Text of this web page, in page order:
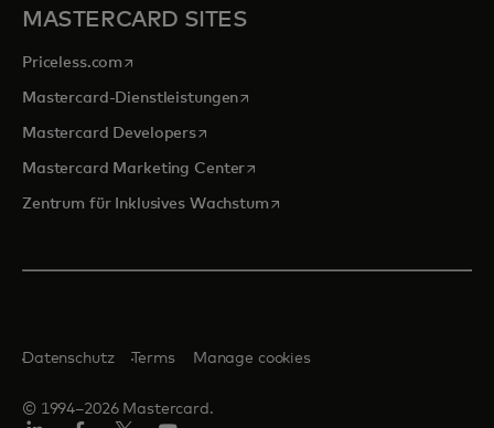
MASTERCARD SITES
Priceless.com wird in einer neuen Registerkarte geöffnet
Mastercard-Dienstleistungenwird in einer neuen Registerkarte
Mastercard Developerswird in einer neuen Registerkarte
Mastercard Marketing Centerwird in einer neuen
Zentrum für Inklusives Wachstumwird in einer neuen
© 1994–2026 Mastercard.
Datenschutz Terms Manage cookies